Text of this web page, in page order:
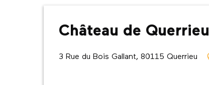
Château de Querrieu
3 Rue du Bois Gallant, 80115 Querrieu